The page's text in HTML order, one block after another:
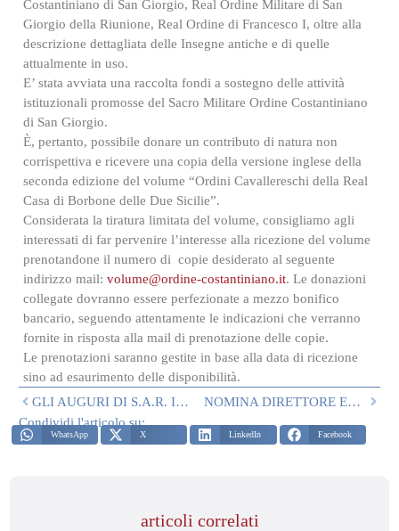
Costantiniano di San Giorgio, Real Ordine Militare di San
Giorgio della Riunione, Real Ordine di Francesco I, oltre alla
descrizione dettagliata delle Insegne antiche e di quelle
attualmente in uso.
E’ stata avviata una raccolta fondi a sostegno delle attività
istituzionali promosse del Sacro Militare Ordine Costantiniano
di San Giorgio.
È, pertanto, possibile donare un contributo di natura non
corrispettiva e ricevere una copia della versione inglese della
seconda edizione del volume “Ordini Cavallereschi della Real
Casa di Borbone delle Due Sicilie”.
Considerata la tiratura limitata del volume, consigliamo agli
interessati di far pervenire l’interesse alla ricezione del volume
prenotandone il numero di copie desiderato al seguente
indirizzo mail:volume@ordine-costantiniano.it. Le donazioni
collegate dovranno essere perfezionate a mezzo bonifico
bancario, seguendo attentamente le indicazioni che verranno
fornite in risposta alla mail di prenotazione delle copie.
Le prenotazioni saranno gestite in base alla data di ricezione
sino ad esaurimento delle disponibilità.
GLI AUGURI DI S.A.R. IL GRAN MAESTRO
NOMINA DIRETTORE EDITORIALE DELLE PUBBLICAZIONI COSTANTINIANE
Condividi l'articolo su:
WhatsApp X LinkedIn Facebook
articoli correlati